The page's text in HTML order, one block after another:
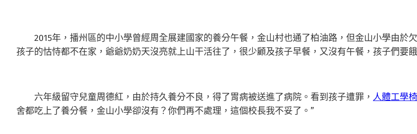
2015年，播州區的中小學曾經周全展建國家的養分午餐，金山村也通了柏油路，但金山小學由於
孩子的怙恃都不在家，爺爺奶奶天沒亮就上山干活往了，很少顧及孩子早餐，又沒有午餐，孩子們要
六年級留守兒童周德紅，由於持久養分不良，得了胃病被送進了病院。看到孩子遭罪， 人體工學椅
舍都吃上了養分餐，金山小學卻沒有？你們再不處理，這個校長我不妥了。”